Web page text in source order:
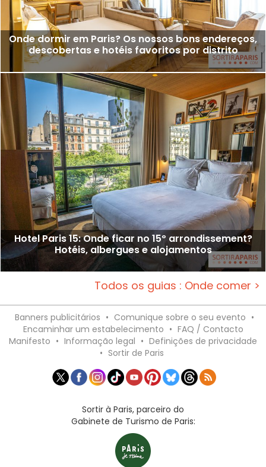
Onde dormir em Paris? Os nossos bons endereços,
descobertas e hotéis favoritos por distrito
Hotel Paris 15: Onde ficar no 15º arrondissement?
Hotéis, albergues e alojamentos
Todos os guias : Onde comer >
Banners publicitários • Comunique sobre o seu evento •
Encaminhar um estabelecimento • FAQ / Contacto
Manifesto • Informação legal • Definições de privacidade
• Sortir de Paris
Sortir à Paris, parceiro do
Gabinete de Turismo de Paris: